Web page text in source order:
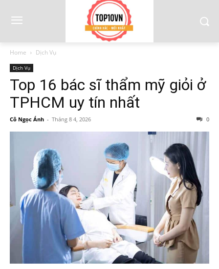
Home Dịch Vụ
Dịch Vụ
Top 16 bác sĩ thẩm mỹ giỏi ở
TPHCM uy tín nhất
Cô Ngọc Ánh - Tháng 8 4, 2026 0